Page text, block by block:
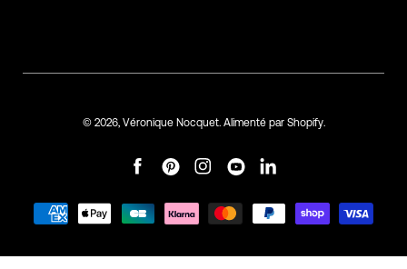
© 2026, Véronique Nocquet. Alimenté par Shopify.